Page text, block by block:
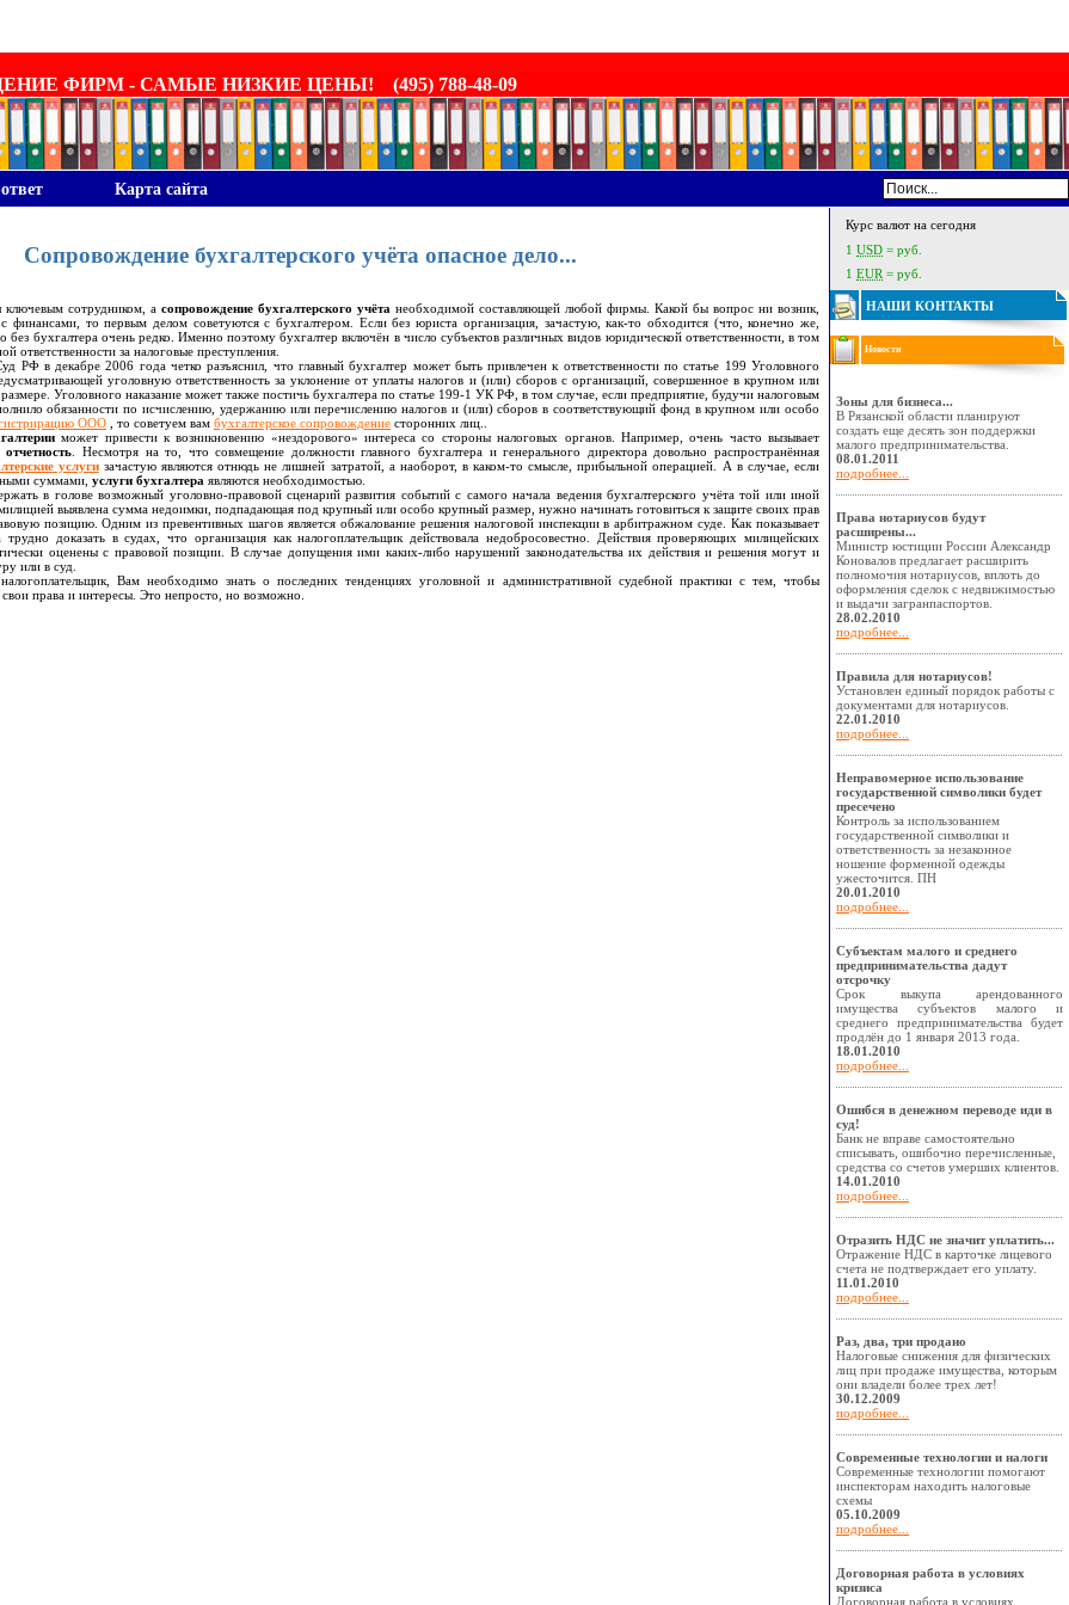
ФИРМ - САМЫЕ НИЗКИЕ ЦЕНЫ! (495) 788-48-09
Карта сайта
Сопровождение бухгалтерского учёта опасное дело...
ключевым сотрудником, а сопровождение бухгалтерского учёта необходимой составляющей любой фирмы. Какой бы вопрос ни возник,
финансами, то первым делом советуются с бухгалтером. Если без юриста организация, зачастую, как-то обходится (что, конечно же,
без бухгалтера очень редко. Именно поэтому бухгалтер включён в число субъектов различных видов юридической ответственности, в том
ответственности за налоговые преступления.
РФ в декабре 2006 года четко разъяснил, что главный бухгалтер может быть привлечен к ответственности по статье 199 Уголовного
уголовную ответственность за уклонение от уплаты налогов и (или) сборов с организаций, совершенное в крупном или
Уголовного наказание может также постичь бухгалтера по статье 199-1 УК РФ, в том случае, если предприятие, будучи налоговым
обязанности по исчислению, удержанию или перечислению налогов и (или) сборов в соответствующий фонд в крупном или особо
ООО , то советуем вам бухгалтерское сопровождение сторонних лиц..
может привести к возникновению «нездорового» интереса со стороны налоговых органов. Например, очень часто вызывает
. Несмотря на то, что совмещение должности главного бухгалтера и генерального директора довольно распространённая
услугизачастую являются отнюдь не лишней затратой, а наоборот, в каком-то смысле, прибыльной операцией. А в случае, если
суммами, услуги бухгалтера являются необходимостью.
в голове возможный уголовно-правовой сценарий развития событий с самого начала ведения бухгалтерского учёта той или иной
выявлена сумма недоимки, подпадающая под крупный или особо крупный размер, нужно начинать готовиться к защите своих прав
позицию. Одним из превентивных шагов является обжалование решения налоговой инспекции в арбитражном суде. Как показывает
доказать в судах, что организация как налогоплательщик действовала недобросовестно. Действия проверяющих милицейских
оценены с правовой позиции. В случае допущения ими каких-либо нарушений законодательства их действия и решения могут и
или в суд.
Вам необходимо знать о последних тенденциях уголовной и административной судебной практики с тем, чтобы
права и интересы. Это непросто, но возможно.
Курс валют на сегодня
1USD = руб.
1EUR = руб.
НАШИ КОНТАКТЫ
Новости
Зоны для бизнеса...
В Рязанской области планируют
создать еще десять зон поддержки
малого предпринимательства.
08.01.2011
подробнее...
Права нотариусов будут
расширены...
Министр юстиции России Александр
Коновалов предлагает расширить
полномочия нотариусов, вплоть до
оформления сделок с недвижимостью
и выдачи загранпаспортов.
28.02.2010
подробнее...
Правила для нотариусов!
Установлен единый порядок работы с
документами для нотариусов.
22.01.2010
подробнее...
Неправомерное использование
государственной символики будет
пресечено
Контроль за использованием
государственной символики и
ответственность за незаконное
ношение форменной одежды
ужесточится. ПН
20.01.2010
подробнее...
Субъектам малого и среднего
предпринимательства дадут
отсрочку
Срок выкупа арендованного
имущества субъектов малого и
среднего предпринимательства будет
продлён до 1 января 2013 года.
18.01.2010
подробнее...
Ошибся в денежном переводе иди в
суд!
Банк не вправе самостоятельно
списывать, ошибочно перечисленные,
средства со счетов умерших клиентов.
14.01.2010
подробнее...
Отразить НДС не значит уплатить...
Отражение НДС в карточке лицевого
счета не подтверждает его уплату.
11.01.2010
подробнее...
Раз, два, три продано
Налоговые снижения для физических
лиц при продаже имущества, которым
они владели более трех лет!
30.12.2009
подробнее...
Современные технологии и налоги
Современные технологии помогают
инспекторам находить налоговые
схемы
05.10.2009
подробнее...
Договорная работа в условиях
кризиса
Договорная работа в условиях